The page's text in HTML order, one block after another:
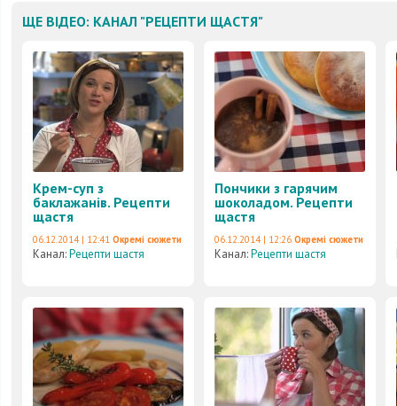
ЩЕ ВІДЕО: КАНАЛ "РЕЦЕПТИ ЩАСТЯ"
Крем-суп з
баклажанів. Рецепти
щастя
06.12.2014 | 12:41 Окремі сюжети
Канал:Рецепти щастя
Пончики з гарячим
шоколадом. Рецепти
щастя
06.12.2014 | 12:26 Окремі сюжети
Канал:Рецепти щастя